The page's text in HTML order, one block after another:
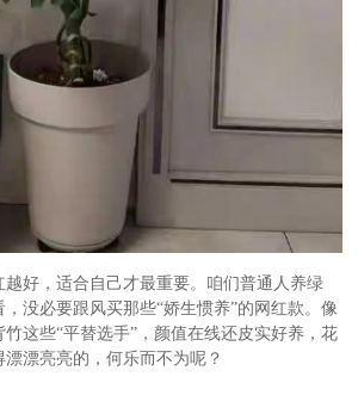
好，适合自己才最重要。咱们普通人养绿
，没必要跟风买那些“娇生惯养”的网红款。像
这些“平替选手”，颜值在线还皮实好养，花
漂亮亮的，何乐而不为呢？